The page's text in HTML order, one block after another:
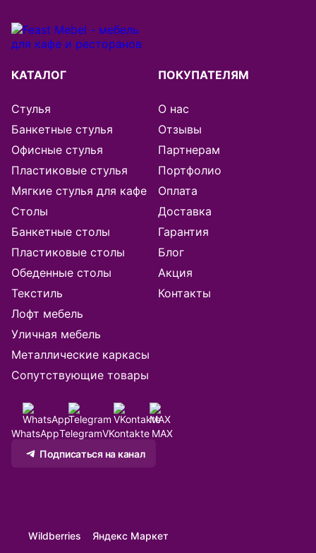
Альметьевск
Архангельск
Астана
Балашиха
Барнаул
Белгород
Благовещенск
Великий Новгород
Владивосток
Владикавказ
КАТАЛОГ
Стулья
Банкетные стулья
Офисные стулья
Пластиковые стулья
Мягкие стулья для кафе
Столы
Банкетные столы
Пластиковые столы
Обеденные столы
Текстиль
Лофт мебель
Уличная мебель
Металлические каркасы
Сопутствующие товары
ПОКУПАТЕЛЯМ
О нас
Отзывы
Партнерам
Портфолио
Оплата
Доставка
Гарантия
Блог
Акция
Контакты
WhatsAppTelegramVKontakte MAX
Подписаться на канал
Wildberries Яндекс Маркет